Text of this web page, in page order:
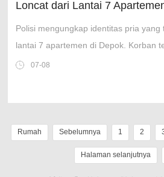
Loncat dari Lantai 7
Polisi mengungkap identitas pria
lantai 7 apartemen di Depok. Korban
pemalsuan meterai.
07-08
Rumah Sebelumnya 1 2
Halaman selanjutnya